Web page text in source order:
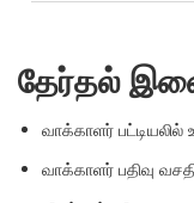
தேர்தல்
வாக்காளர்
வாக்காளர் பதிவு